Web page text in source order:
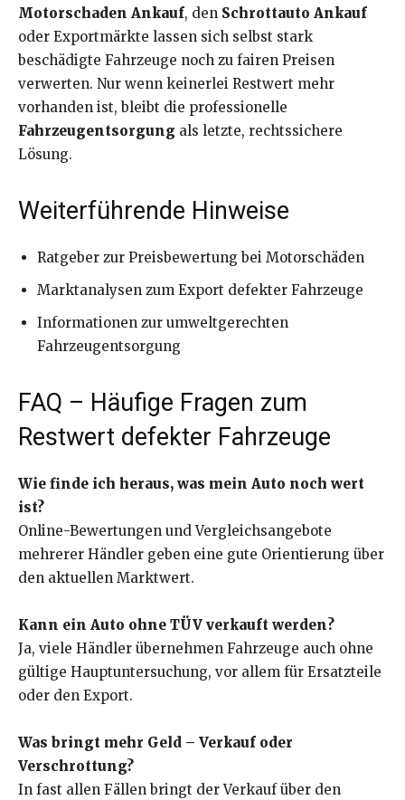
Motorschaden Ankauf, den Schrottauto Ankauf
oder Exportmärkte lassen sich selbst stark
beschädigte Fahrzeuge noch zu fairen Preisen
verwerten. Nur wenn keinerlei Restwert mehr
vorhanden ist, bleibt die professionelle
Fahrzeugentsorgung als letzte, rechtssichere
Lösung.
Weiterführende Hinweise
Ratgeber zur Preisbewertung bei Motorschäden
Marktanalysen zum Export defekter Fahrzeuge
Informationen zur umweltgerechten
Fahrzeugentsorgung
FAQ – Häufige Fragen zum
Restwert defekter Fahrzeuge
Wie finde ich heraus, was mein Auto noch wert
ist?
Online-Bewertungen und Vergleichsangebote
mehrerer Händler geben eine gute Orientierung über
den aktuellen Marktwert.
Kann ein Auto ohne TÜV verkauft werden?
Ja, viele Händler übernehmen Fahrzeuge auch ohne
gültige Hauptuntersuchung, vor allem für Ersatzteile
oder den Export.
Was bringt mehr Geld – Verkauf oder
Verschrottung?
In fast allen Fällen bringt der Verkauf über den